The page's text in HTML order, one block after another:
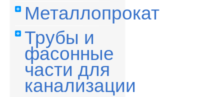
Металлопрокат
Трубы и
фасонные
части для
канализации